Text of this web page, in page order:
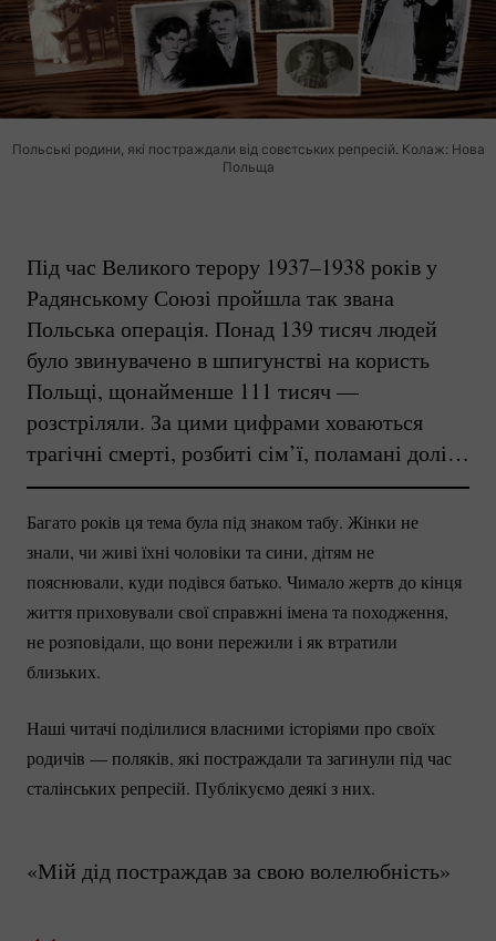
Польські родини, які постраждали від совєтських репресій. Колаж: Нова
Польща
Під час Великого терору 1937–1938 років у
Радянському Союзі пройшла так звана
Польська операція. Понад 139 тисяч людей
було звинувачено в шпигунстві на користь
Польщі, щонайменше 111 тисяч —
розстріляли. За цими цифрами ховаються
трагічні смерті, розбиті сім’ї, поламані долі…
Багато років ця тема була під знаком табу. Жінки не
знали, чи живі їхні чоловіки та сини, дітям не
пояснювали, куди подівся батько. Чимало жертв до кінця
життя приховували свої справжні імена та походження,
не розповідали, що вони пережили і як втратили
близьких.
Наші читачі поділилися власними історіями про своїх
родичів — поляків, які постраждали та загинули під час
сталінських репресій. Публікуємо деякі з них.
«Мій дід постраждав за свою волелюбність»